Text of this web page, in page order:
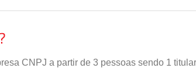
CNPJ a partir de 3 pessoas sendo 1